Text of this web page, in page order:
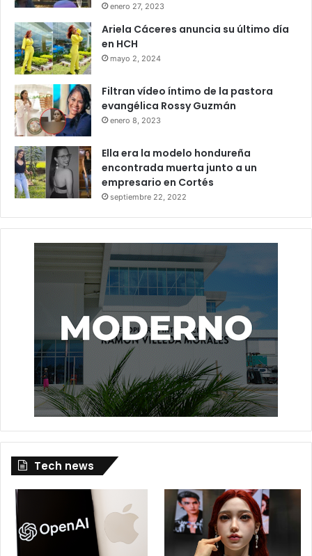
enero 27, 2023
Ariela Cáceres anuncia su último día
en HCH
mayo 2, 2024
Filtran vídeo íntimo de la pastora
evangélica Rossy Guzmán
enero 8, 2023
Ella era la modelo hondureña
encontrada muerta junto a un
empresario en Cortés
septiembre 22, 2022
Tech news